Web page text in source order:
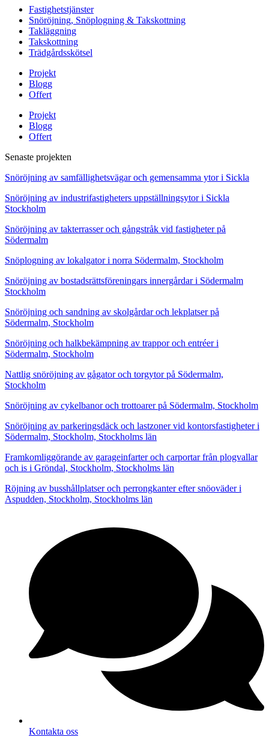
Fastighetstjänster
Snöröjning, Snöplogning & Takskottning
Takläggning
Takskottning
Trädgårdsskötsel
Projekt
Blogg
Offert
Projekt
Blogg
Offert
Senaste projekten
Snöröjning av samfällighetsvägar och gemensamma ytor i Sickla
Snöröjning av industrifastigheters uppställningsytor i Sickla
Stockholm
Snöröjning av takterrasser och gångstråk vid fastigheter på
Södermalm
Snöplogning av lokalgator i norra Södermalm, Stockholm
Snöröjning av bostadsrättsföreningars innergårdar i Södermalm
Stockholm
Snöröjning och sandning av skolgårdar och lekplatser på
Södermalm, Stockholm
Snöröjning och halkbekämpning av trappor och entréer i
Södermalm, Stockholm
Nattlig snöröjning av gågator och torgytor på Södermalm,
Stockholm
Snöröjning av cykelbanor och trottoarer på Södermalm, Stockholm
Snöröjning av parkeringsdäck och lastzoner vid kontorsfastigheter i
Södermalm, Stockholm, Stockholms län
Framkomliggörande av garageinfarter och carportar från plogvallar
och is i Gröndal, Stockholm, Stockholms län
Röjning av busshållplatser och perrongkanter efter snöoväder i
Aspudden, Stockholm, Stockholms län
Kontakta oss